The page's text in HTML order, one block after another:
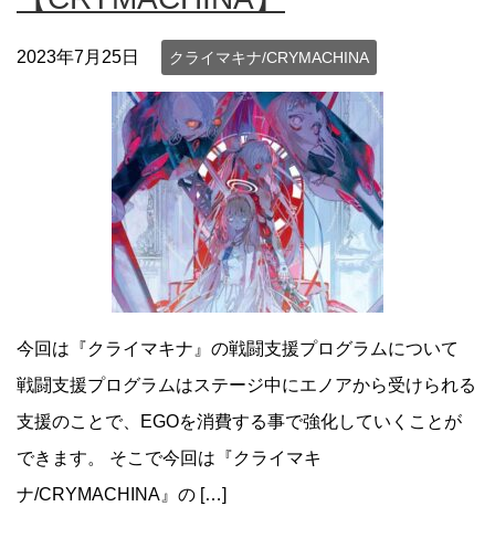
2023年7月25日 クライマキナ/CRYMACHINA
今回は『クライマキナ』の戦闘支援プログラムについて
戦闘支援プログラムはステージ中にエノアから受けられる
支援のことで、EGOを消費する事で強化していくことが
できます。 そこで今回は『クライマキ
ナ/CRYMACHINA』の […]